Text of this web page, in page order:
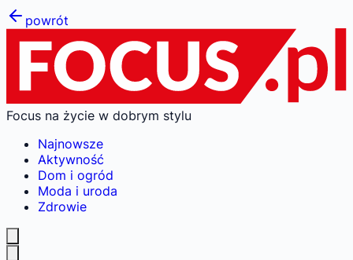
powrót
Focus na życie w dobrym stylu
Najnowsze
Aktywność
Dom i ogród
Moda i uroda
Zdrowie